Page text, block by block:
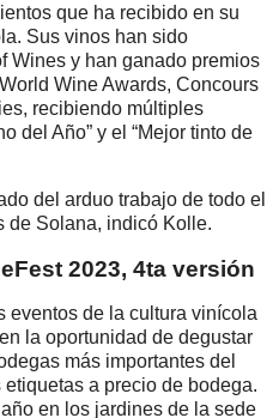
que ha recibido en su
Sus vinos han sido
Wines y han ganado premios
Wine Awards, Concours
recibiendo múltiples
del Año” y el “Mejor tinto de
del arduo trabajo de todo el
de Solana, indicó Kolle.
2023, 4ta versión
eventos de la cultura vinícola
la oportunidad de degustar
más importantes del
a precio de bodega.
en los jardines de la sede